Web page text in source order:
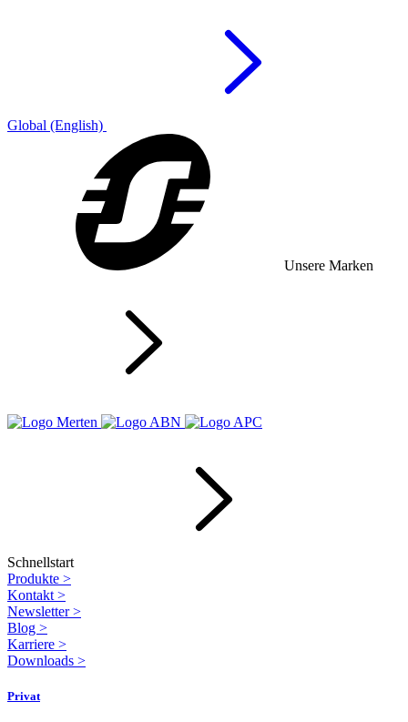
Global (English)
Unsere Marken
Schnellstart
Produkte >
Kontakt >
Newsletter>
Blog >
Karriere >
Downloads >
Privat